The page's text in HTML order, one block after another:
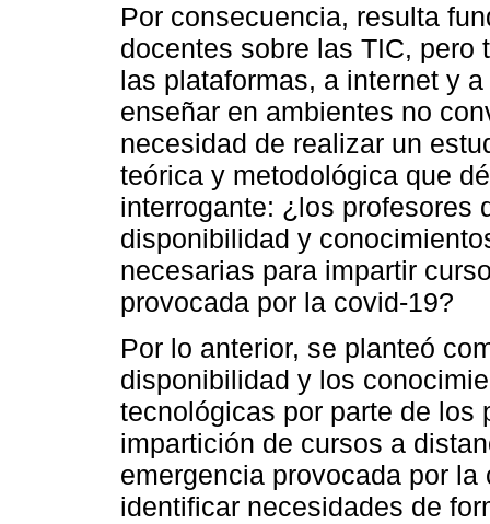
Por consecuencia, resulta
docentes sobre las TIC,
las plataformas, a internet y
enseñar en ambientes no
necesidad de realizar un
teórica y metodológica que
interrogante: ¿los profesores
disponibilidad y
necesarias para impartir
provocada por la covid-19?
Por lo anterior, se planteó
disponibilidad y los
tecnológicas por parte de los
impartición de cursos a
emergencia provocada por
identificar necesidades de